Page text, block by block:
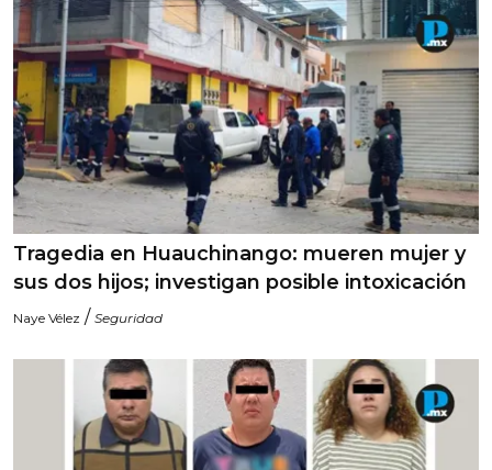
Tragedia en Huauchinango: mueren mujer y
sus dos hijos; investigan posible intoxicación
Naye Vélez / Seguridad